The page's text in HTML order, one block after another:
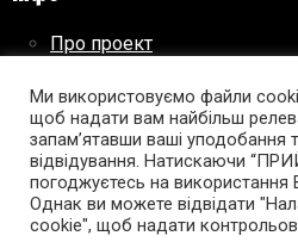
Про проект
Правила використання
Підпишись на AutoGeek!
facebooktwitter instagramyoutube
Ми використовуємо файли
щоб надати вам найбільш
запам’ятавши ваші
відвідування. Натискаючи
погоджуєтесь на використання
Однак ви можете відвідати
cookie", щоб надати